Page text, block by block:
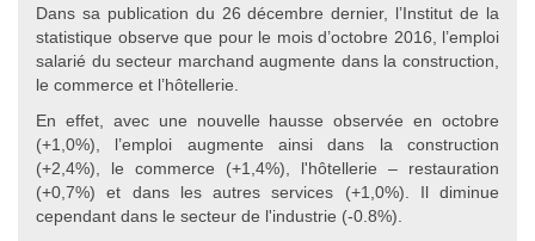
Dans sa publication du 26 décembre dernier, l’Institut de la
statistique observe que pour le mois d’octobre 2016, l’emploi
salarié du secteur marchand augmente dans la construction,
le commerce et l’hôtellerie.
En effet, avec une nouvelle hausse observée en octobre
(+1,0%), l’emploi augmente ainsi dans la construction
(+2,4%), le commerce (+1,4%), l'hôtellerie – restauration
(+0,7%) et dans les autres services (+1,0%). Il diminue
cependant dans le secteur de l'industrie (-0.8%).